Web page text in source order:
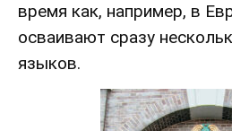
время как, например, в
осваивают сразу
языков.